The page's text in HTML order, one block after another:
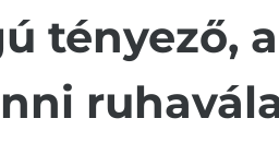
tényező,